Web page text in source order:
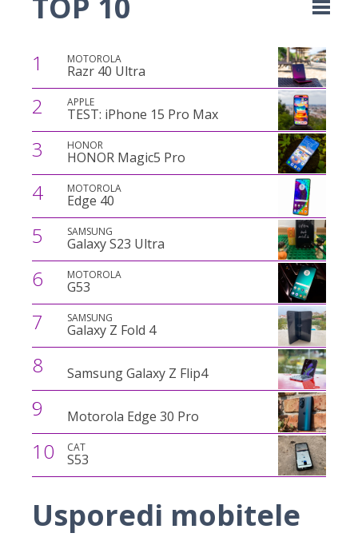
1 MOTOROLA
Razr 40 Ultra
2 APPLE
TEST: iPhone 15 Pro Max
3 HONOR
HONOR Magic5 Pro
4 MOTOROLA
Edge 40
5 SAMSUNG
Galaxy S23 Ultra
6 MOTOROLA
G53
7 SAMSUNG
Galaxy Z Fold 4
8 Samsung Galaxy Z Flip4
9 Motorola Edge 30 Pro
10 CAT
S53
Usporedi mobitele